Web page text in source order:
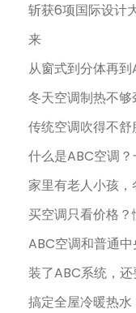
斩获6项国际设计
来
从窗式到分体再
冬天空调制热不
传统空调吹得不
什么是ABC空调
家里有老人小孩
买空调只看价格
ABC空调和普通
装了ABC系统，
搞定全屋冷暖热水